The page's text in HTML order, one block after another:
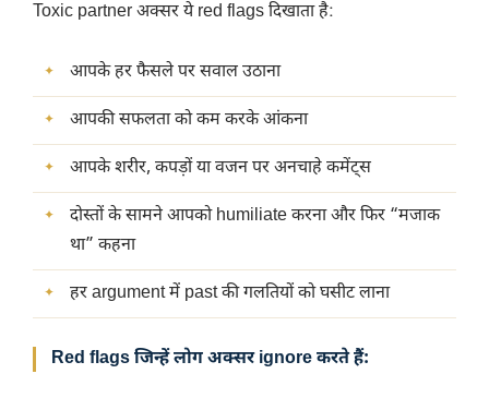
Toxic partner अक्सर ये red flags दिखाता है:
आपके हर फैसले पर सवाल उठाना
आपकी सफलता को कम करके आंकना
आपके शरीर, कपड़ों या वजन पर अनचाहे कमेंट्स
दोस्तों के सामने आपको humiliate करना और फिर “मजाक
था” कहना
हर argument में past की गलतियों को घसीट लाना
Red flags जिन्हें लोग अक्सर ignore करते हैं: